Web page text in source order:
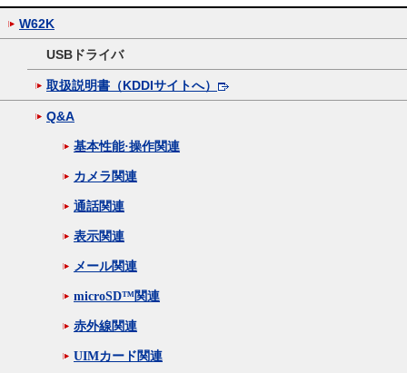
W62K
USBドライバ
取扱説明書（KDDIサイトへ）
Q&A
基本性能·操作関連
カメラ関連
通話関連
表示関連
メール関連
microSD™関連
赤外線関連
UIMカード関連